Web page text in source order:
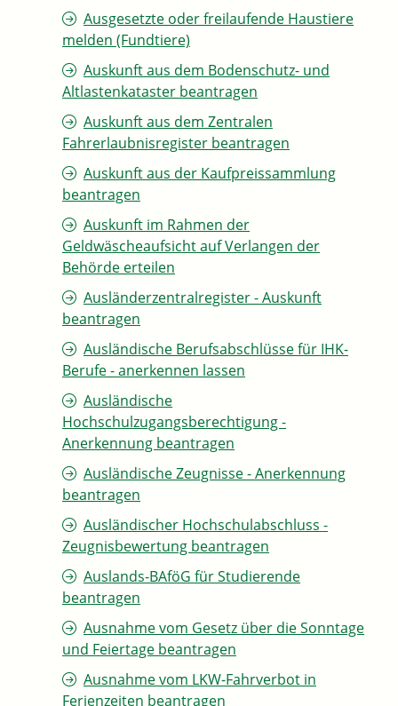
Ausgesetzte oder freilaufende Haustiere
melden (Fundtiere)
Auskunft aus dem Bodenschutz- und
Altlastenkataster beantragen
Auskunft aus dem Zentralen
Fahrerlaubnisregister beantragen
Auskunft aus der Kaufpreissammlung
beantragen
Auskunft im Rahmen der
Geldwäscheaufsicht auf Verlangen der
Behörde erteilen
Ausländerzentralregister - Auskunft
beantragen
Ausländische Berufsabschlüsse für IHK-
Berufe - anerkennen lassen
Ausländische
Hochschulzugangsberechtigung -
Anerkennung beantragen
Ausländische Zeugnisse - Anerkennung
beantragen
Ausländischer Hochschulabschluss -
Zeugnisbewertung beantragen
Auslands-BAföG für Studierende
beantragen
Ausnahme vom Gesetz über die Sonntage
und Feiertage beantragen
Ausnahme vom LKW-Fahrverbot in
Ferienzeiten beantragen